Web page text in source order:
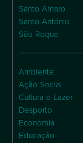
Santo Amaro
Santo António
São Roque
Ambiente
Ação Social
Cultura e Lazer
Desporto
Economia
Educação